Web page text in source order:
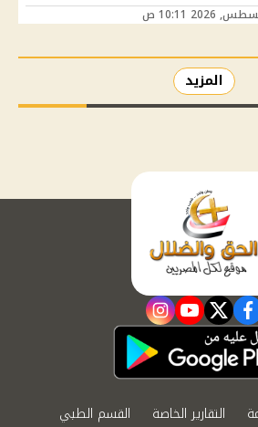
المزيد
facebook
twitter
youtube
instagram
التقارير الخاصة
القسم الطبي